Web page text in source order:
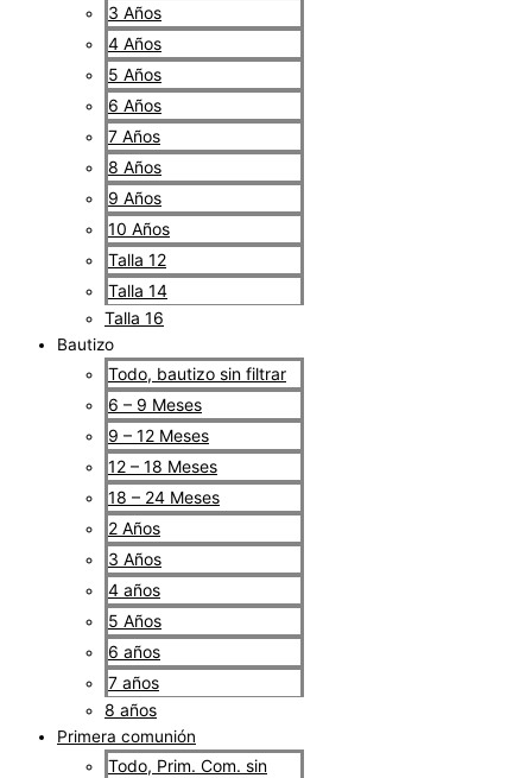
3 Años
4 Años
5 Años
6 Años
7 Años
8 Años
9 Años
10 Años
Talla 12
Talla 14
Talla 16
Bautizo
Todo, bautizo sin filtrar
6 – 9 Meses
9 – 12 Meses
12 – 18 Meses
18 – 24 Meses
2 Años
3 Años
4 años
5 Años
6 años
7 años
8 años
Primera comunión
Todo, Prim. Com. sin